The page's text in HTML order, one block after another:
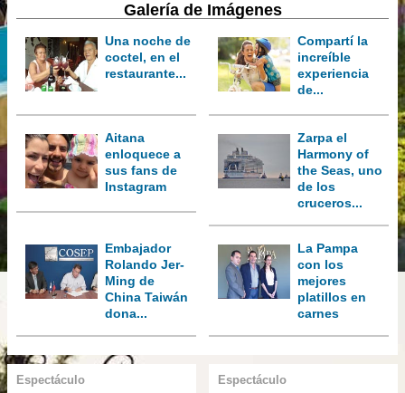
Galería de Imágenes
Una noche de
coctel, en el
restaurante...
Compartí la
increíble
experiencia
de...
Aitana
enloquece a
sus fans de
Instagram
Zarpa el
Harmony of
the Seas, uno
de los
cruceros...
Embajador
Rolando Jer-
Ming de
China Taiwán
dona...
La Pampa
con los
mejores
platillos en
carnes
Espectáculo Espectáculo